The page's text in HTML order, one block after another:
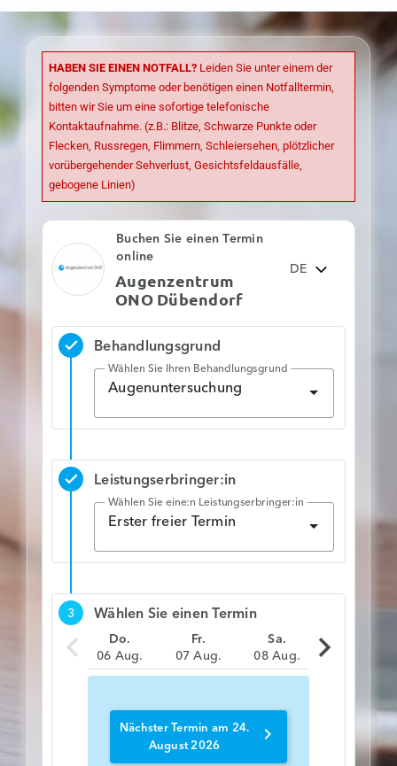
HABEN SIE EINEN NOTFALL? Leiden Sie unter einem der
folgenden Symptome oder benötigen einen Notfalltermin,
bitten wir Sie um eine sofortige telefonische
Kontaktaufnahme. (z.B.: Blitze, Schwarze Punkte oder
Flecken, Russregen, Flimmern, Schleiersehen, plötzlicher
vorübergehender Sehverlust, Gesichtsfeldausfälle,
gebogene Linien)
Limmatquai
Optiker ONO
Weinfelden
Optiker ONO
Winterthur